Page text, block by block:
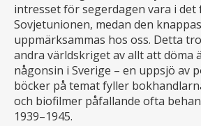
intresset för segerdagen vara i det
Sovjetunionen, medan den
uppmärksammas hos oss. Detta
andra världskriget av allt att döma
någonsin i Sverige – en uppsjö av
böcker på temat fyller
och biofilmer påfallande ofta
1939–1945.